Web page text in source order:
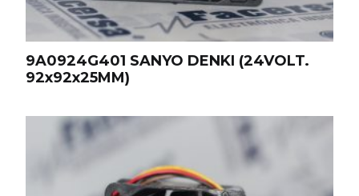
9A0924G401 SANYO DENKI (24VOLT.
92x92x25MM)